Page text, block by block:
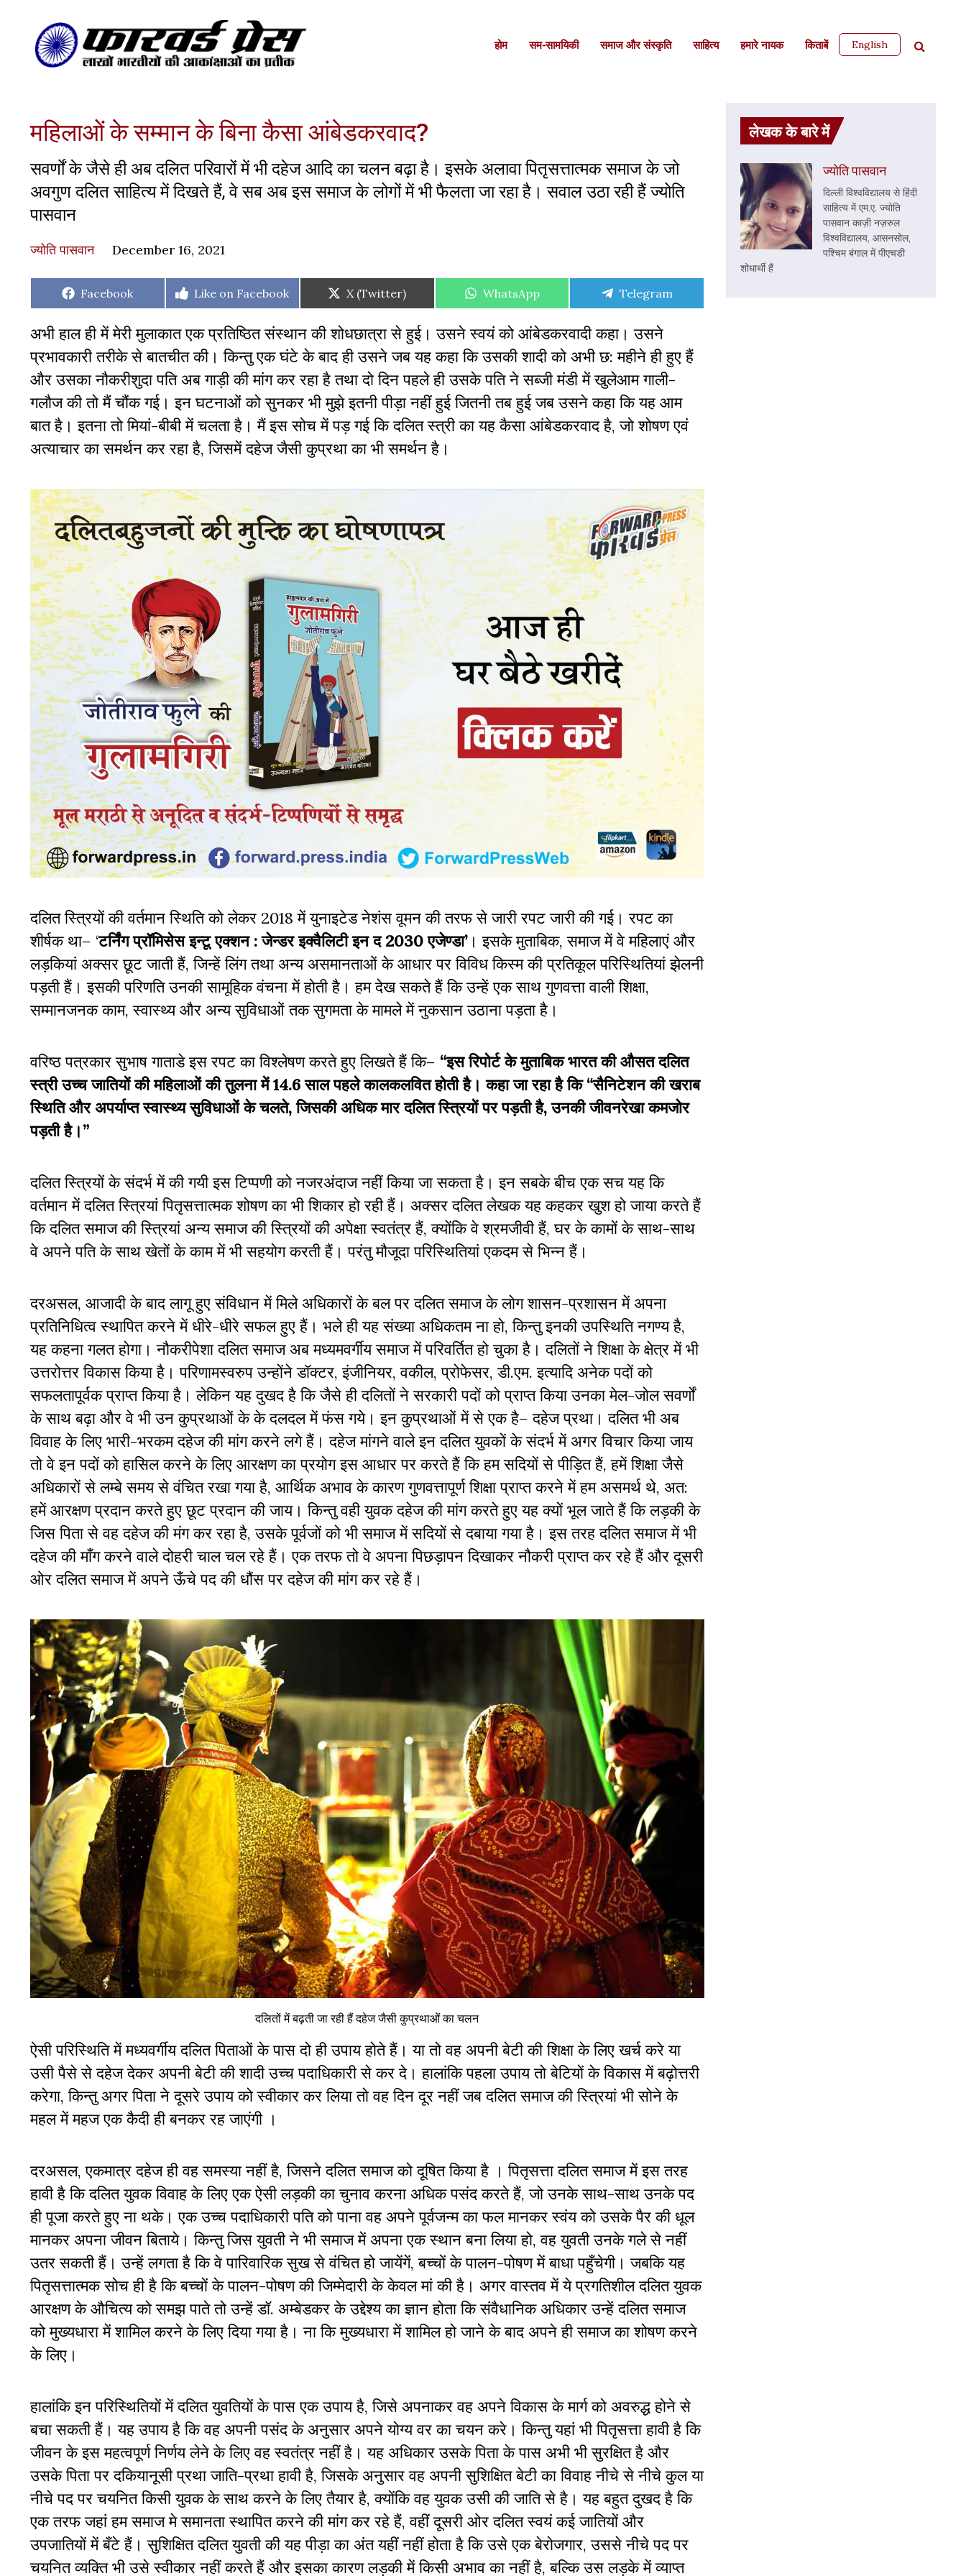
होम सम-सामयिकी समाज और संस्कृति साहित्‍य हमारे नायक किताबें English
महिलाओं के सम्मान के बिना कैसा आंबेडकरवाद?
सवर्णों के जैसे ही अब दलित परिवारों में भी दहेज आदि का चलन बढ़ा है। इसके अलावा पितृसत्तात्मक समाज के जो
अवगुण दलित साहित्य में दिखते हैं, वे सब अब इस समाज के लोगों में भी फैलता जा रहा है। सवाल उठा रही हैं ज्योति
पासवान
ज्योति पासवान December 16, 2021
Share
Facebook
Share
Like on Facebook
Share
on
X (Twitter)
Share
WhatsApp
Share
Telegram
अभी हाल ही में मेरी मुलाकात एक प्रतिष्ठित संस्थान की शोधछात्रा से हुई। उसने स्वयं को आंबेडकरवादी कहा। उसने
प्रभावकारी तरीके से बातचीत की। किन्तु एक घंटे के बाद ही उसने जब यह कहा कि उसकी शादी को अभी छ: महीने ही हुए हैं
और उसका नौकरीशुदा पति अब गाड़ी की मांग कर रहा है तथा दो दिन पहले ही उसके पति ने सब्जी मंडी में खुलेआम गाली-
गलौज की तो मैं चौंक गई। इन घटनाओं को सुनकर भी मुझे इतनी पीड़ा नहीं हुई जितनी तब हुई जब उसने कहा कि यह आम
बात है। इतना तो मियां-बीबी में चलता है। मैं इस सोच में पड़ गई कि दलित स्त्री का यह कैसा आंबेडकरवाद है, जो शोषण एवं
अत्याचार का समर्थन कर रहा है, जिसमें दहेज जैसी कुप्रथा का भी समर्थन है।
दलित स्त्रियों की वर्तमान स्थिति को लेकर 2018 में युनाइटेड नेशंस वूमन की तरफ से जारी रपट जारी की गई। रपट का
शीर्षक था– ‘टर्निंग प्रॉमिसेस इन्टू एक्शन : जेन्डर इक्वैलिटी इन द 2030 एजेण्डा’। इसके मुताबिक, समाज में वे महिलाएं और
लड़कियां अक्सर छूट जाती हैं, जिन्हें लिंग तथा अन्य असमानताओं के आधार पर विविध किस्म की प्रतिकूल परिस्थितियां झेलनी
पड़ती हैं। इसकी परिणति उनकी सामूहिक वंचना में होती है। हम देख सकते हैं कि उन्हें एक साथ गुणवत्ता वाली शिक्षा,
सम्मानजनक काम, स्वास्थ्य और अन्य सुविधाओं तक सुगमता के मामले में नुकसान उठाना पड़ता है।
वरिष्ठ पत्रकार सुभाष गाताडे इस रपट का विश्लेषण करते हुए लिखते हैं कि– “इस रिपोर्ट के मुताबिक भारत की औसत दलित
स्त्री उच्च जातियों की महिलाओं की तुलना में 14.6 साल पहले कालकलवित होती है। कहा जा रहा है कि “सैनिटेशन की खराब
स्थिति और अपर्याप्त स्वास्थ्य सुविधाओं के चलते, जिसकी अधिक मार दलित स्त्रियों पर पड़ती है, उनकी जीवनरेखा कमजोर
पड़ती है।”
दलित स्त्रियों के संदर्भ में की गयी इस टिप्पणी को नजरअंदाज नहीं किया जा सकता है। इन सबके बीच एक सच यह कि
वर्तमान में दलित स्त्रियां पितृसत्तात्मक शोषण का भी शिकार हो रही हैं। अक्सर दलित लेखक यह कहकर खुश हो जाया करते हैं
कि दलित समाज की स्त्रियां अन्य समाज की स्त्रियों की अपेक्षा स्वतंत्र हैं, क्योंकि वे श्रमजीवी हैं, घर के कामों के साथ-साथ
वे अपने पति के साथ खेतों के काम में भी सहयोग करती हैं। परंतु मौजूदा परिस्थितियां एकदम से भिन्न हैं।
दरअसल, आजादी के बाद लागू हुए संविधान में मिले अधिकारों के बल पर दलित समाज के लोग शासन-प्रशासन में अपना
प्रतिनिधित्व स्थापित करने में धीरे-धीरे सफल हुए हैं। भले ही यह संख्या अधिकतम ना हो, किन्तु इनकी उपस्थिति नगण्य है,
यह कहना गलत होगा। नौकरीपेशा दलित समाज अब मध्यमवर्गीय समाज में परिवर्तित हो चुका है। दलितों ने शिक्षा के क्षेत्र में भी
उत्तरोत्तर विकास किया है। परिणामस्वरुप उन्होंने डॉक्टर, इंजीनियर, वकील, प्रोफेसर, डी.एम. इत्यादि अनेक पदों को
सफलतापूर्वक प्राप्त किया है। लेकिन यह दुखद है कि जैसे ही दलितों ने सरकारी पदों को प्राप्त किया उनका मेल-जोल सवर्णों
के साथ बढ़ा और वे भी उन कुप्रथाओं के के दलदल में फंस गये। इन कुप्रथाओं में से एक है– दहेज प्रथा। दलित भी अब
विवाह के लिए भारी-भरकम दहेज की मांग करने लगे हैं। दहेज मांगने वाले इन दलित युवकों के संदर्भ में अगर विचार किया जाय
तो वे इन पदों को हासिल करने के लिए आरक्षण का प्रयोग इस आधार पर करते हैं कि हम सदियों से पीड़ित हैं, हमें शिक्षा जैसे
अधिकारों से लम्बे समय से वंचित रखा गया है, आर्थिक अभाव के कारण गुणवत्तापूर्ण शिक्षा प्राप्त करने में हम असमर्थ थे, अत:
हमें आरक्षण प्रदान करते हुए छूट प्रदान की जाय। किन्तु वही युवक दहेज की मांग करते हुए यह क्यों भूल जाते हैं कि लड़की के
जिस पिता से वह दहेज की मंग कर रहा है, उसके पूर्वजों को भी समाज में सदियों से दबाया गया है। इस तरह दलित समाज में भी
दहेज की माँग करने वाले दोहरी चाल चल रहे हैं। एक तरफ तो वे अपना पिछड़ापन दिखाकर नौकरी प्राप्त कर रहे हैं और दूसरी
ओर दलित समाज में अपने ऊँचे पद की धौंस पर दहेज की मांग कर रहे हैं।
दलितों में बढ़ती जा रही हैं दहेज जैसी कुप्रथाओं का चलन
ऐसी परिस्थिति में मध्यवर्गीय दलित पिताओं के पास दो ही उपाय होते हैं। या तो वह अपनी बेटी की शिक्षा के लिए खर्च करे या
उसी पैसे से दहेज देकर अपनी बेटी की शादी उच्च पदाधिकारी से कर दे। हालांकि पहला उपाय तो बेटियों के विकास में बढ़ोत्तरी
करेगा, किन्तु अगर पिता ने दूसरे उपाय को स्वीकार कर लिया तो वह दिन दूर नहीं जब दलित समाज की स्त्रियां भी सोने के
महल में महज एक कैदी ही बनकर रह जाएंगी ।
दरअसल, एकमात्र दहेज ही वह समस्या नहीं है, जिसने दलित समाज को दूषित किया है । पितृसत्ता दलित समाज में इस तरह
हावी है कि दलित युवक विवाह के लिए एक ऐसी लड़की का चुनाव करना अधिक पसंद करते हैं, जो उनके साथ-साथ उनके पद
ही पूजा करते हुए ना थके। एक उच्च पदाधिकारी पति को पाना वह अपने पूर्वजन्म का फल मानकर स्वंय को उसके पैर की धूल
मानकर अपना जीवन बिताये। किन्तु जिस युवती ने भी समाज में अपना एक स्थान बना लिया हो, वह युवती उनके गले से नहीं
उतर सकती हैं। उन्हें लगता है कि वे पारिवारिक सुख से वंचित हो जायेंगें, बच्चों के पालन-पोषण में बाधा पहुँचेगी। जबकि यह
पितृसत्तात्मक सोच ही है कि बच्चों के पालन-पोषण की जिम्मेदारी के केवल मां की है। अगर वास्तव में ये प्रगतिशील दलित युवक
आरक्षण के औचित्य को समझ पाते तो उन्हें डॉ. अम्बेडकर के उद्देश्य का ज्ञान होता कि संवैधानिक अधिकार उन्हें दलित समाज
को मुख्यधारा में शामिल करने के लिए दिया गया है। ना कि मुख्यधारा में शामिल हो जाने के बाद अपने ही समाज का शोषण करने
के लिए।
हालांकि इन परिस्थितियों में दलित युवतियों के पास एक उपाय है, जिसे अपनाकर वह अपने विकास के मार्ग को अवरुद्ध होने से
बचा सकती हैं। यह उपाय है कि वह अपनी पसंद के अनुसार अपने योग्य वर का चयन करे। किन्तु यहां भी पितृसत्ता हावी है कि
जीवन के इस महत्वपूर्ण निर्णय लेने के लिए वह स्वतंत्र नहीं है। यह अधिकार उसके पिता के पास अभी भी सुरक्षित है और
उसके पिता पर दकियानूसी प्रथा जाति-प्रथा हावी है, जिसके अनुसार वह अपनी सुशिक्षित बेटी का विवाह नीचे से नीचे कुल या
नीचे पद पर चयनित किसी युवक के साथ करने के लिए तैयार है, क्योंकि वह युवक उसी की जाति से है। यह बहुत दुखद है कि
एक तरफ जहां हम समाज मे समानता स्थापित करने की मांग कर रहे हैं, वहीं दूसरी ओर दलित स्वयं कई जातियों और
उपजातियों में बँटे हैं। सुशिक्षित दलित युवती की यह पीड़ा का अंत यहीं नहीं होता है कि उसे एक बेरोजगार, उससे नीचे पद पर
चयनित व्यक्ति भी उसे स्वीकार नहीं करते हैं और इसका कारण लड़की में किसी अभाव का नहीं है, बल्कि उस लड़के में व्याप्त
लेखक के बारे में
ज्योति पासवान
दिल्ली विश्वविद्यालय से हिंदी
साहित्य में एम.ए. ज्योति
पासवान काज़ी नज़रुल
विश्वविद्यालय, आसनसोल,
पश्चिम बंगाल में पीएचडी
शोधार्थी हैं